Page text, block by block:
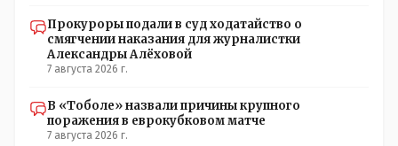
Прокуроры подали в суд ходатайство о
смягчении наказания для журналистки
Александры Алёховой
7 августа 2026 г.
В «Тоболе» назвали причины крупного
поражения в еврокубковом матче
7 августа 2026 г.